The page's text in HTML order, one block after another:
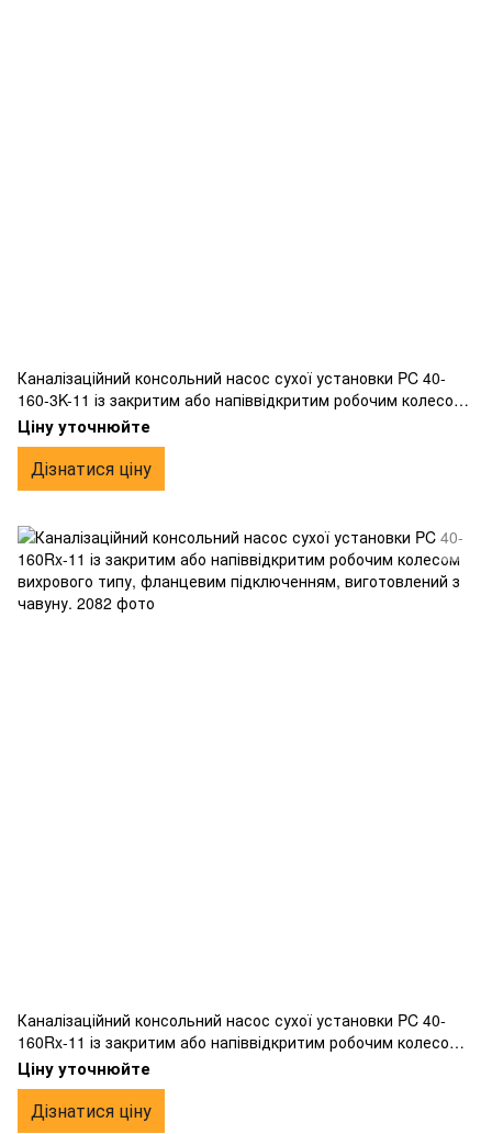
Каналізаційний консольний насос сухої установки PC 40-
160-3K-11 із закритим або напіввідкритим робочим колесом
вихрового типу, фланцевим підключенням, виготовлений з
чавуну.
Ціну уточнюйте
Дізнатися ціну
Каналізаційний консольний насос сухої установки PC 40-
160Rx-11 із закритим або напіввідкритим робочим колесом
вихрового типу, фланцевим підключенням, виготовлений з
чавуну.
Ціну уточнюйте
Дізнатися ціну